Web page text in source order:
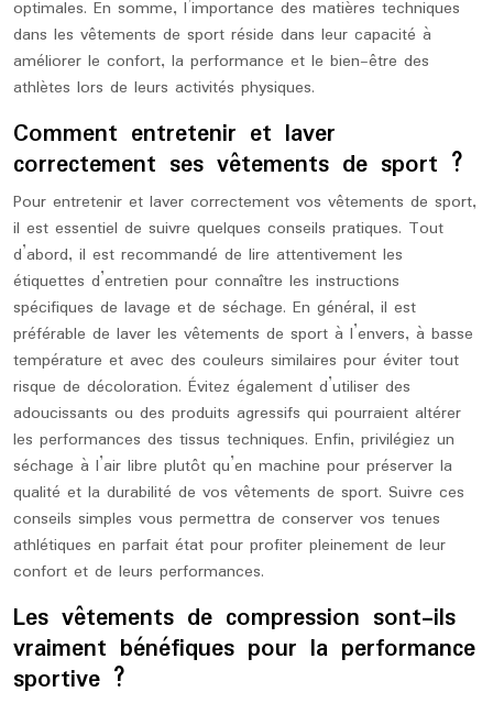
optimales. En somme, l’importance des matières techniques
dans les vêtements de sport réside dans leur capacité à
améliorer le confort, la performance et le bien-être des
athlètes lors de leurs activités physiques.
Comment entretenir et laver
correctement ses vêtements de sport ?
Pour entretenir et laver correctement vos vêtements de sport,
il est essentiel de suivre quelques conseils pratiques. Tout
d’abord, il est recommandé de lire attentivement les
étiquettes d’entretien pour connaître les instructions
spécifiques de lavage et de séchage. En général, il est
préférable de laver les vêtements de sport à l’envers, à basse
température et avec des couleurs similaires pour éviter tout
risque de décoloration. Évitez également d’utiliser des
adoucissants ou des produits agressifs qui pourraient altérer
les performances des tissus techniques. Enfin, privilégiez un
séchage à l’air libre plutôt qu’en machine pour préserver la
qualité et la durabilité de vos vêtements de sport. Suivre ces
conseils simples vous permettra de conserver vos tenues
athlétiques en parfait état pour profiter pleinement de leur
confort et de leurs performances.
Les vêtements de compression sont-ils
vraiment bénéfiques pour la performance
sportive ?